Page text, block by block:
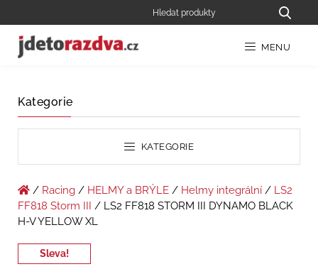
MENU
Kategorie
KATEGORIE
/ Racing / HELMY a BRÝLE / Helmy integrální / LS2
FF818 Storm III
/ LS2 FF818 STORM III DYNAMO BLACK
H-V YELLOW XL
Sleva!